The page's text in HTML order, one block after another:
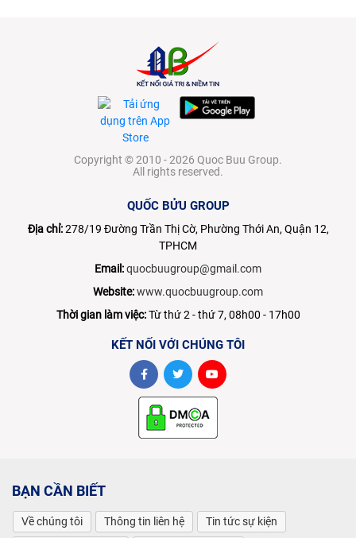
Copyright © 2010 - 2026 Quoc Buu Group.
All rights reserved.
QUỐC BỬU GROUP
Địa chỉ:278/19 Đường Trần Thị Cờ, Phường Thới An, Quận 12,
TPHCM
Email:quocbuugroup@gmail.com
Website:www.quocbuugroup.com
Thời gian làm việc:Từ thứ 2 - thứ 7, 08h00 - 17h00
KẾT NỐI VỚI CHÚNG TÔI
BẠN CẦN BIẾT
Về chúng tôi Thông tin liên hệ
Tin tức sự kiện